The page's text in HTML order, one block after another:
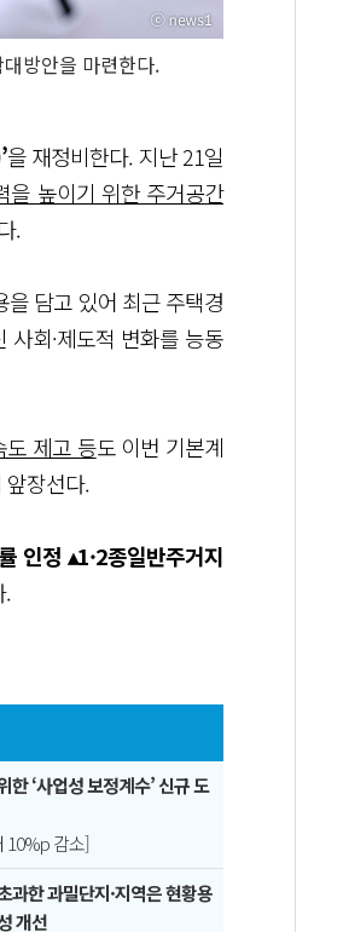
방안을 마련한다.
을 재정비한다. 지난 21일
높이기 위한 주거공간
.
담고 있어 최근 주택경
회·제도적 변화를 능동
도 제고 등도 이번 기본계
앞장선다.
인정 ▴1·2종일반주거지
.
한 ‘사업성 보정계수’ 신규 도
10%p 감소]
과한 과밀단지·지역은 현황용
개선